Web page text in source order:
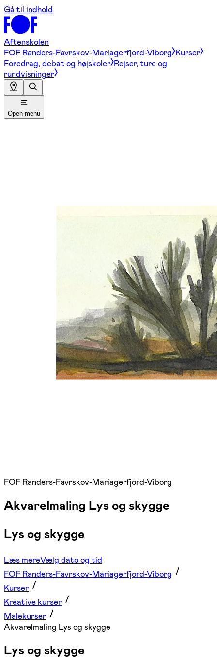
Gå til indhold
Aftenskolen
FOF Randers-Favrskov-Mariagerfjord-Viborg Kurser
Foredrag, debat og højskoler Rejser, ture og
rundvisninger
Open menu
FOF Randers-Favrskov-Mariagerfjord-Viborg
Akvarelmaling Lys og skygge
Lys og skygge
Læs mereVælg dato og tid
FOF Randers-Favrskov-Mariagerfjord-Viborg
Kurser
Kreative kurser
Malekurser
Akvarelmaling Lys og skygge
Lys og skygge